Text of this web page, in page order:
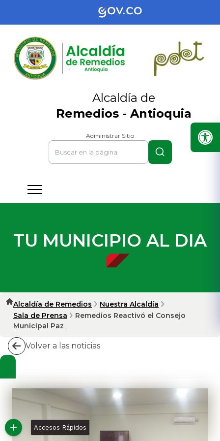
Alcaldía de
Remedios - Antioquia
Administrar Sitio
TU MUNICIPIO AL DIA
Alcaldía de Remedios
Nuestra Alcaldía
Sala de Prensa
Remedios Reactivó el Consejo
Municipal Paz
Volver a las noticias
Accesos Rápidos